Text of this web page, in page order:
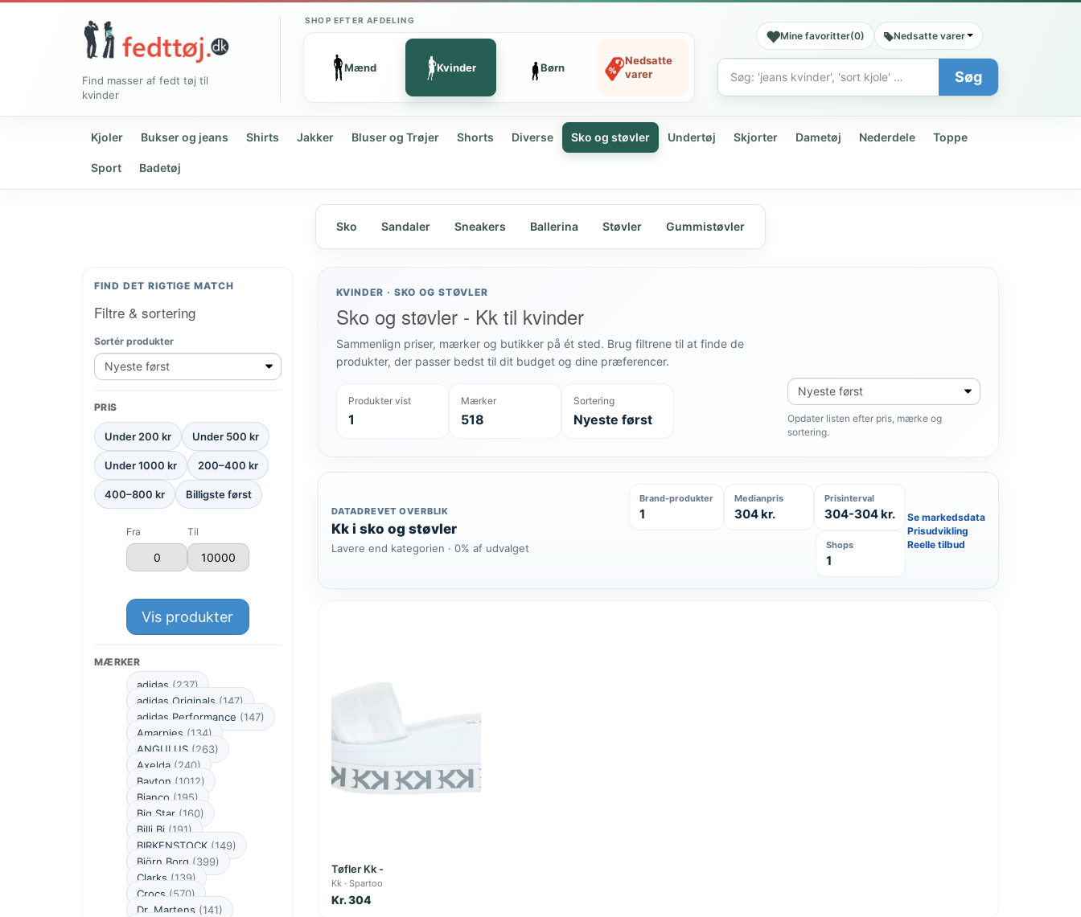
Find masser af fedt tøj til
kvinder
SHOP EFTER AFDELING
Mænd Kvinder Børn
Nedsatte
varer
Mine favoritter(0) Nedsatte varer
Søg
Søg
Kjoler Bukser og jeans Shirts Jakker Bluser og Trøjer Shorts Diverse Sko og støvler Undertøj Skjorter Dametøj Nederdele Toppe
Sport Badetøj
Sko Sandaler Sneakers Ballerina Støvler Gummistøvler
FIND DET RIGTIGE MATCH
Filtre & sortering
Sortér produkter
PRIS
Under 200 kr Under 500 kr
Under 1000 kr 200–400 kr
400–800 kr Billigste først
Fra Til
Vis produkter
MÆRKER
adidas (237)
adidas Originals (147)
adidas Performance (147)
Amarpies (134)
ANGULUS (263)
Axelda (240)
Bayton (1012)
Bianco (195)
Big Star (160)
Billi Bi (191)
BIRKENSTOCK (149)
Björn Borg (399)
Clarks (139)
Crocs (570)
Dr. Martens (141)
KVINDER · SKO OG STØVLER
Sko og støvler - Kk til kvinder
Sammenlign priser, mærker og butikker på ét sted. Brug filtrene til at finde de
produkter, der passer bedst til dit budget og dine præferencer.
Produkter vist
1
Mærker
518
Sortering
Nyeste først
Sortér
produkter
Opdater listen efter pris, mærke og
sortering.
DATADREVET OVERBLIK
Kk i sko og støvler
Lavere end kategorien · 0% af udvalget
Brand-produkter
1
Medianpris
304 kr.
Prisinterval
304-304 kr.
Shops
1
Se markedsdata
Prisudvikling
Reelle tilbud
Tøfler Kk -
Kk Spartoo
Kr. 304